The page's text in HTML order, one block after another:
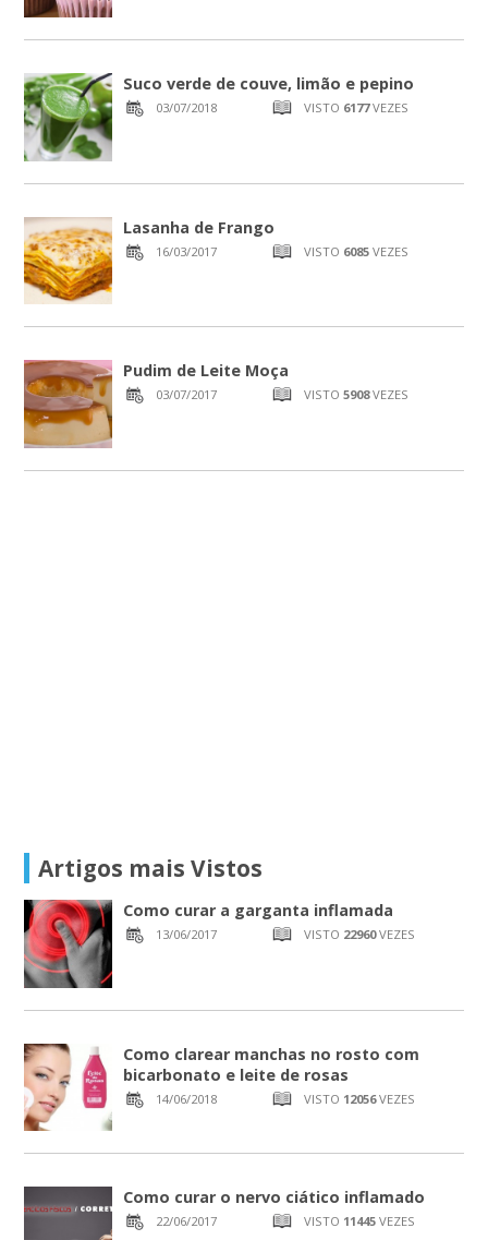
Suco verde de couve, limão e pepino
03/07/2018 VISTO 6177VEZES
Lasanha de Frango
16/03/2017 VISTO 6085 VEZES
Pudim de Leite Moça
03/07/2017 VISTO5908VEZES
Artigos mais Vistos
Como curar a garganta inflamada
13/06/2017 VISTO 22960VEZES
Como clarear manchas no rosto com
bicarbonato e leite de rosas
14/06/2018 VISTO 12056VEZES
Como curar o nervo ciático inflamado
22/06/2017 VISTO 11445 VEZES